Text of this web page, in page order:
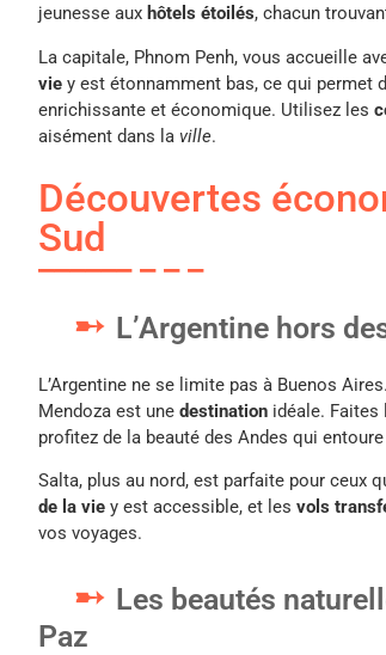
jeunesse aux hôtels étoilés, chacun
La capitale, Phnom Penh, vous accueille
vie y est étonnamment bas, ce qui permet
enrichissante et économique. Utilisez les
aisément dans la ville.
Découvertes
Sud
L’Argentine hors
L’Argentine ne se limite pas à Buenos
Mendoza est une destination idéale.
profitez de la beauté des Andes qui
Salta, plus au nord, est parfaite pour ceux
de la vie y est accessible, et les vols
vos voyages.
Les beautés
Paz